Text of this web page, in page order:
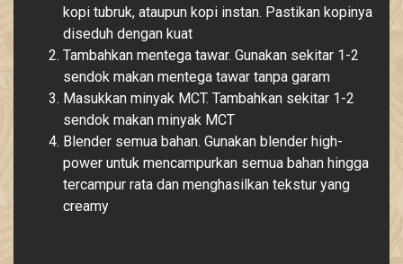
kopi tubruk, ataupun kopi instan. Pastikan kopinya
diseduh dengan kuat
Tambahkan mentega tawar. Gunakan sekitar 1-2
sendok makan mentega tawar tanpa garam
Masukkan minyak MCT. Tambahkan sekitar 1-2
sendok makan minyak MCT
Blender semua bahan. Gunakan blender high-
power untuk mencampurkan semua bahan hingga
tercampur rata dan menghasilkan tekstur yang
creamy